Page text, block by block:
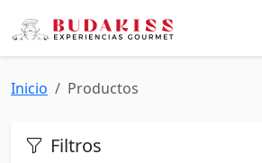
Inicio Productos
Filtros